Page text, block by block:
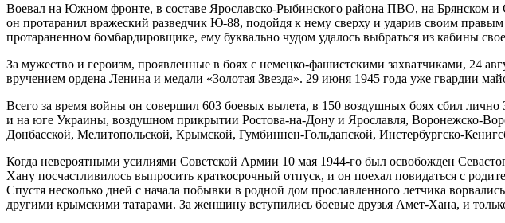
Воевал на Южном фронте, в составе Ярославско-Рыбинского района ПВО, на Брянском и
он протаранил вражеский разведчик Ю-88, подойдя к нему сверху и ударив своим
протараненном бомбардировщике, ему буквально чудом удалось выбраться из кабины
За мужество и героизм, проявленные в боях с немецко-фашистскими захватчиками, 24
вручением ордена Ленина и медали «Золотая Звезда». 29 июня 1945 года уже гвардии
Всего за время войны он совершил 603 боевых вылета, в 150 воздушных боях сбил
и на юге Украины, воздушном прикрытии Ростова-на-Дону и Ярославля, Воронежско-
Донбасской, Мелитопольской, Крымской, Гумбиннен-Гольдапской, Инстербургско-
Когда невероятными усилиями Советской Армии 10 мая 1944-го был освобожден
Хану посчастливилось выпросить краткосрочный отпуск, и он поехал повидаться с
Спустя несколько дней с начала побывки в родной дом прославленного летчика
другими крымскими татарами. За женщину вступились боевые друзья Амет-Хана, и